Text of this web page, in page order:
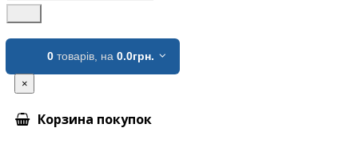
0 товарів, на 0.0грн.
×
Корзина покупок